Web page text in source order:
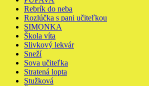
Rebrík do neba
Rozlúčka s pani učiteľkou
SIMONKA
Škola víta
Slivkový lekvár
Sneží
Sova učiteľka
Stratená lopta
Stužková